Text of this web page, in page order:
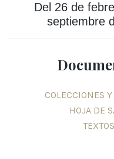
Del 26 de
septiembre
COLECCIONES Y
HOJA DE
TEXTOS